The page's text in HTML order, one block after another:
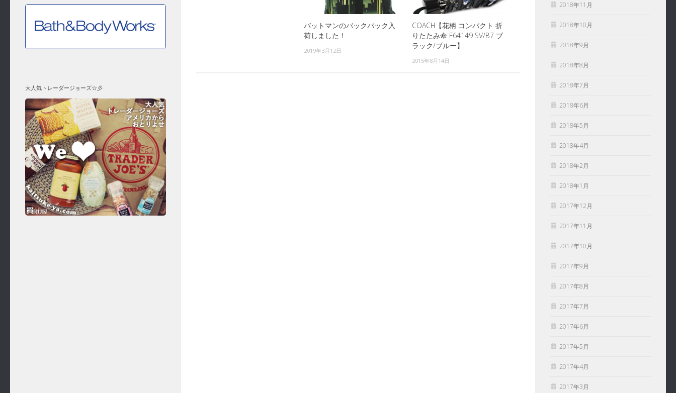
バットマンのバックパック入
荷しました！
2019年3月12日
COACH【花柄 コンパクト 折
りたたみ傘 F64149 SV/B7 ブ
ラック/ブルー】
2015年8月14日
大人気トレーダージョーズ☆彡
2018年11月
2018年10月
2018年9月
2018年8月
2018年7月
2018年6月
2018年5月
2018年4月
2018年2月
2018年1月
2017年12月
2017年11月
2017年10月
2017年9月
2017年8月
2017年7月
2017年6月
2017年5月
2017年4月
2017年3月